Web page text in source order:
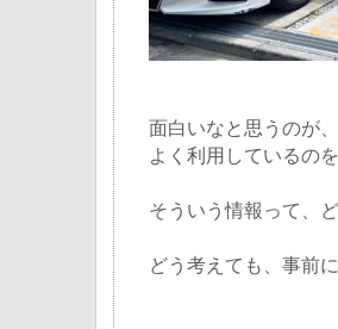
面白いなと思うのが
よく利用しているの
そういう情報って、
どう考えても、事前